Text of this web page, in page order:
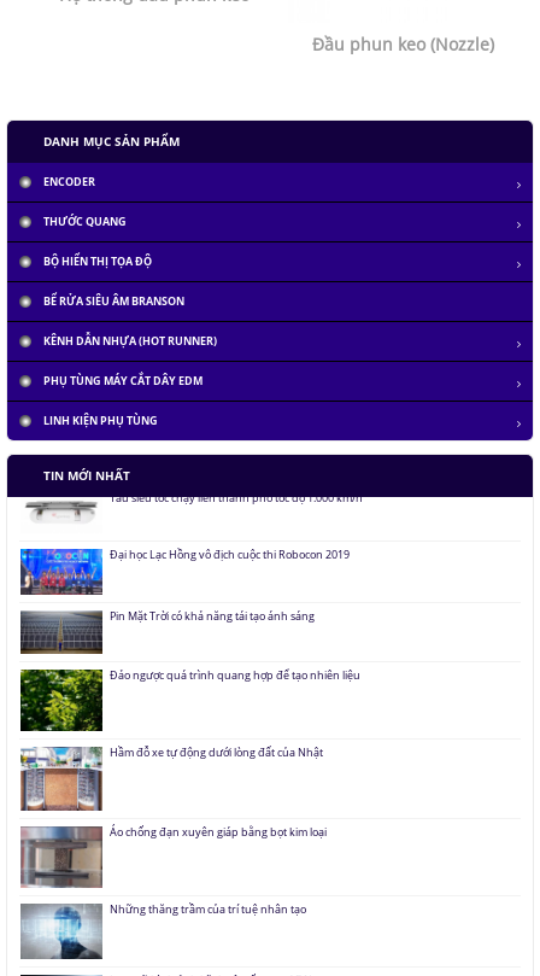
Đầu phun keo (Nozzle)
DANH MỤC SẢN PHẨM
ENCODER
THƯỚC QUANG
BỘ HIỂN THỊ TỌA ĐỘ
BỂ RỬA SIÊU ÂM BRANSON
KÊNH DẪN NHỰA (HOT RUNNER)
PHỤ TÙNG MÁY CẮT DÂY EDM
LINH KIỆN PHỤ TÙNG
TIN MỚI NHẤT